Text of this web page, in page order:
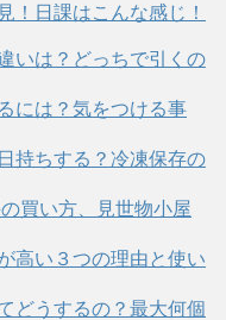
！日課はこんな感じ！
いは？どっちで引くの
には？気をつける事
持ちする？冷凍保存の
買い方、見世物小屋
高い３つの理由と使い
どうするの？最大何個